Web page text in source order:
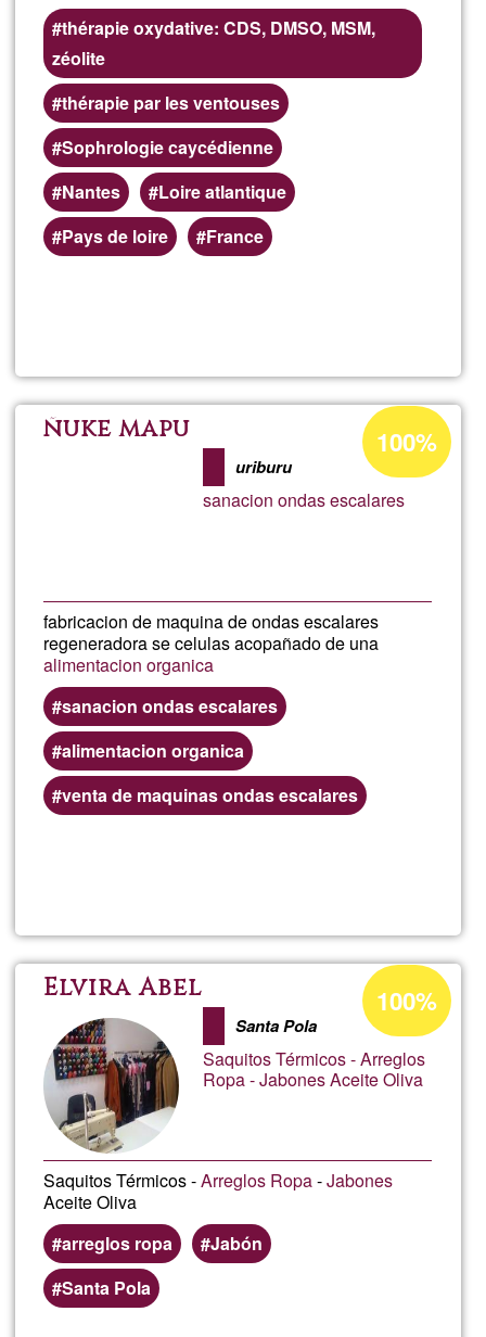
thérapie oxydative: CDS, DMSO, MSM,
zéolite
thérapie par les ventouses
Sophrologie caycédienne
Nantes
Loire atlantique
Pays de loire
France
ñuke mapu
uriburu
sanacion ondas escalares
fabricacion de maquina de ondas escalares
regeneradora se celulas acopañado de una
alimentacion organica
sanacion ondas escalares
alimentacion organica
venta de maquinas ondas escalares
Percentatge
d'acceptació
de
G1
100%
Elvira Abel
Santa Pola
Saquitos Térmicos - Arreglos
Ropa - Jabones Aceite Oliva
Saquitos Térmicos -Arreglos Ropa-Jabones
Aceite Oliva
arreglos ropa
Jabón
Santa Pola
Percentatge
d'acceptació
de
G1
100%